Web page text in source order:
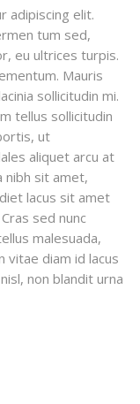
adipiscing elit.
tum sed,
eu ultrices turpis.
Mauris
sollicitudin mi.
tellus sollicitudin
ut
aliquet arcu at
nibh sit amet,
lacus sit amet
sed nunc
malesuada,
vitae diam id lacus
non blandit urna